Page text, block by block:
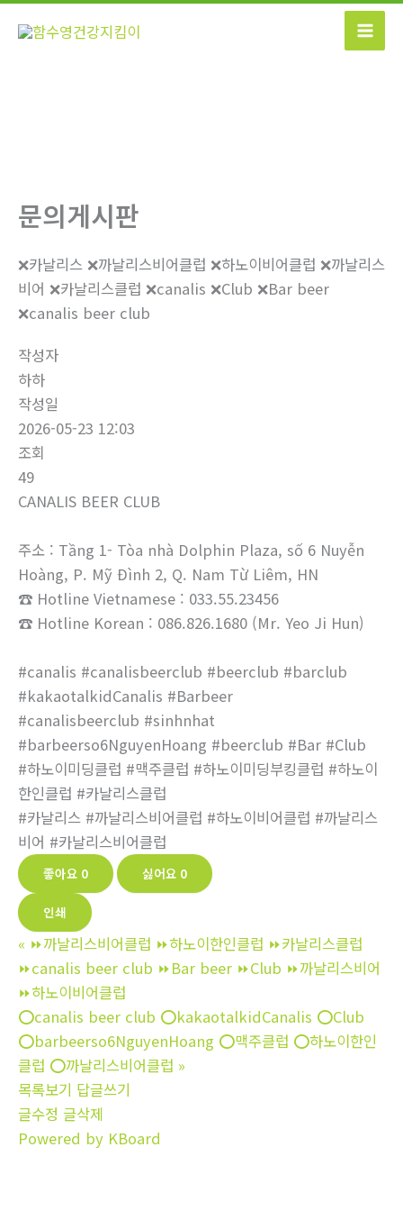
콘
문의게시판
❌카날리스 ❌까날리스비어클럽 ❌하노이비어클럽 ❌까날리스
비어 ❌카날리스클럽 ❌canalis ❌Club ❌Bar beer
❌canalis beer club
작성자
하하
작성일
2026-05-23 12:03
조회
49
CANALIS BEER CLUB
주소 : Tầng 1- Tòa nhà Dolphin Plaza, số 6 Nuyễn
Hoàng, P. Mỹ Đình 2, Q. Nam Từ Liêm, HN
☎ Hotline Vietnamese : 033.55.23456
☎ Hotline Korean : 086.826.1680 (Mr. Yeo Ji Hun)
#canalis #canalisbeerclub #beerclub #barclub
#kakaotalkidCanalis #Barbeer
#canalisbeerclub #sinhnhat
#barbeerso6NguyenHoang #beerclub #Bar #Club
#하노이미딩클럽 #맥주클럽 #하노이미딩부킹클럽 #하노이
한인클럽 #카날리스클럽
#카날리스 #까날리스비어클럽 #하노이비어클럽 #까날리스
비어 #카날리스비어클럽
좋아요 0 싫어요 0
인쇄
« ⏩까날리스비어클럽 ⏩하노이한인클럽 ⏩‍‍카날리스클럽
⏩‍canalis beer club ⏩Bar beer ⏩‍‍Club ‍‍⏩까날리스비어
‍‍⏩하노이비어클럽
⭕️canalis beer club ⭕️kakaotalkidCanalis ⭕️Club
⭕️barbeerso6NguyenHoang ⭕️맥주클럽 ⭕️하노이한인
클럽 ⭕️까날리스비어클럽 »
목록보기 답글쓰기
글수정 글삭제
Powered by KBoard